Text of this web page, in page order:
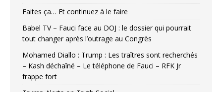
Faites ça… Et continuez à le faire
Babel TV – Fauci face au DOJ : le dossier qui pourrait
tout changer après l’outrage au Congrès
Mohamed Diallo : Trump : Les traîtres sont recherchés
– Kash déchaîné – Le téléphone de Fauci – RFK Jr
frappe fort